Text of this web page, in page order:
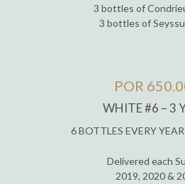
3 bottles of
3 bottles of
POR
WHITE #6 – 3
6 BOTTLES EVERY
Delivered each
2019, 2020 &